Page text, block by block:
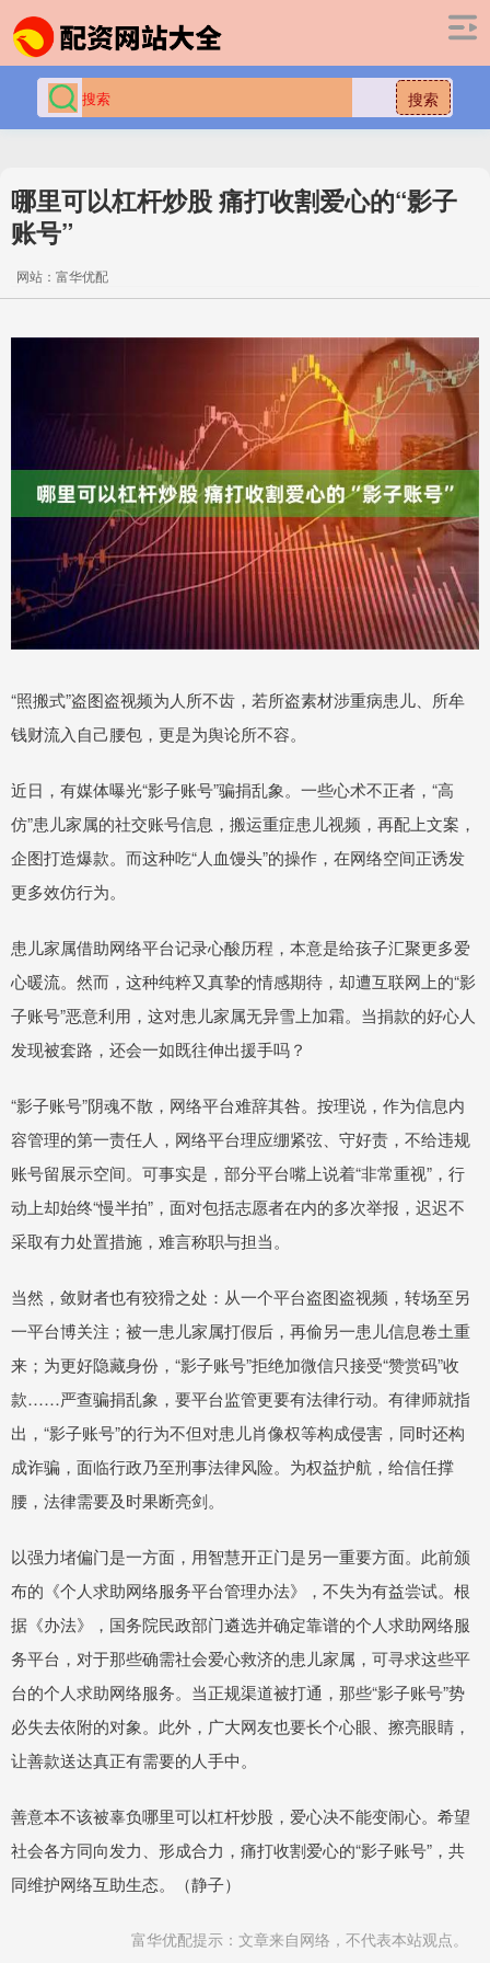
搜索
哪里可以杠杆炒股 痛打收割爱心的“影子
账号”
网站：富华优配
“照搬式”盗图盗视频为人所不齿，若所盗素材涉重病患儿、所牟
钱财流入自己腰包，更是为舆论所不容。
近日，有媒体曝光“影子账号”骗捐乱象。一些心术不正者，“高
仿”患儿家属的社交账号信息，搬运重症患儿视频，再配上文案，
企图打造爆款。而这种吃“人血馒头”的操作，在网络空间正诱发
更多效仿行为。
患儿家属借助网络平台记录心酸历程，本意是给孩子汇聚更多爱
心暖流。然而，这种纯粹又真挚的情感期待，却遭互联网上的“影
子账号”恶意利用，这对患儿家属无异雪上加霜。当捐款的好心人
发现被套路，还会一如既往伸出援手吗？
“影子账号”阴魂不散，网络平台难辞其咎。按理说，作为信息内
容管理的第一责任人，网络平台理应绷紧弦、守好责，不给违规
账号留展示空间。可事实是，部分平台嘴上说着“非常重视”，行
动上却始终“慢半拍”，面对包括志愿者在内的多次举报，迟迟不
采取有力处置措施，难言称职与担当。
当然，敛财者也有狡猾之处：从一个平台盗图盗视频，转场至另
一平台博关注；被一患儿家属打假后，再偷另一患儿信息卷土重
来；为更好隐藏身份，“影子账号”拒绝加微信只接受“赞赏码”收
款……严查骗捐乱象，要平台监管更要有法律行动。有律师就指
出，“影子账号”的行为不但对患儿肖像权等构成侵害，同时还构
成诈骗，面临行政乃至刑事法律风险。为权益护航，给信任撑
腰，法律需要及时果断亮剑。
以强力堵偏门是一方面，用智慧开正门是另一重要方面。此前颁
布的《个人求助网络服务平台管理办法》，不失为有益尝试。根
据《办法》，国务院民政部门遴选并确定靠谱的个人求助网络服
务平台，对于那些确需社会爱心救济的患儿家属，可寻求这些平
台的个人求助网络服务。当正规渠道被打通，那些“影子账号”势
必失去依附的对象。此外，广大网友也要长个心眼、擦亮眼睛，
让善款送达真正有需要的人手中。
善意本不该被辜负哪里可以杠杆炒股，爱心决不能变闹心。希望
社会各方同向发力、形成合力，痛打收割爱心的“影子账号”，共
同维护网络互助生态。（静子）
富华优配提示：文章来自网络，不代表本站观点。